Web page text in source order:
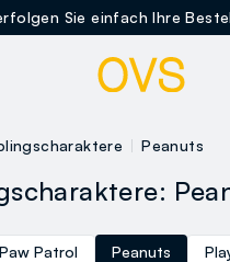
Sie einfach Ihre
Peanuts
Paw Patrol Peanuts